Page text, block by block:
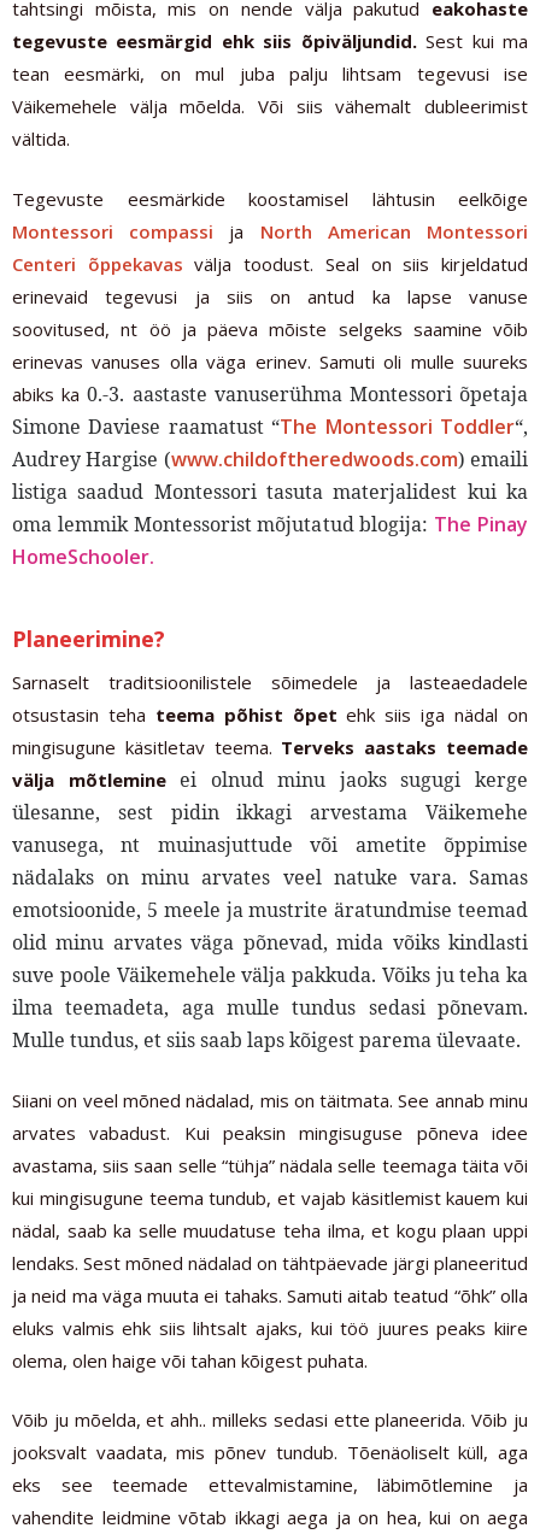
tahtsingi mõista, mis on nende välja pakutud eakohaste
tegevuste eesmärgid ehk siis õpiväljundid.Sest kui ma
tean eesmärki, on mul juba palju lihtsam tegevusi ise
Väikemehele välja mõelda. Või siis vähemalt dubleerimist
vältida.
Tegevuste eesmärkide koostamisel lähtusin eelkõige
Montessori compassi ja North American Montessori
Centeri õppekavasvälja toodust. Seal on siis kirjeldatud
erinevaid tegevusi ja siis on antud ka lapse vanuse
soovitused, nt öö ja päeva mõiste selgeks saamine võib
erinevas vanuses olla väga erinev. Samuti oli mulle suureks
abiks ka0.-3. aastaste vanuserühma Montessori õpetaja
Simone Daviese raamatust “The Montessori Toddler“,
Audrey Hargise (www.childoftheredwoods.com) emaili
listiga saadud Montessori tasuta materjalidest kui ka
oma lemmik Montessorist mõjutatud blogija: The Pinay
HomeSchooler.
Planeerimine?
Sarnaselt traditsioonilistele sõimedele ja lasteaedadele
otsustasin teha teema põhist õpet ehk siis iga nädal on
mingisugune käsitletav teema. Terveks aastaks teemade
välja mõtlemineei olnud minu jaoks sugugi kerge
ülesanne, sest pidin ikkagi arvestama Väikemehe
vanusega, nt muinasjuttude või ametite õppimise
nädalaks on minu arvates veel natuke vara. Samas
emotsioonide, 5 meele ja mustrite äratundmise teemad
olid minu arvates väga põnevad, mida võiks kindlasti
suve poole Väikemehele välja pakkuda. Võiks ju teha ka
ilma teemadeta, aga mulle tundus sedasi põnevam.
Mulle tundus, et siis saab laps kõigest parema ülevaate.
Siiani on veel mõned nädalad, mis on täitmata. See annab minu
arvates vabadust. Kui peaksin mingisuguse põneva idee
avastama, siis saan selle “tühja” nädala selle teemaga täita või
kui mingisugune teema tundub, et vajab käsitlemist kauem kui
nädal, saab ka selle muudatuse teha ilma, et kogu plaan uppi
lendaks. Sest mõned nädalad on tähtpäevade järgi planeeritud
ja neid ma väga muuta ei tahaks. Samuti aitab teatud “õhk” olla
eluks valmis ehk siis lihtsalt ajaks, kui töö juures peaks kiire
olema, olen haige või tahan kõigest puhata.
Võib ju mõelda, et ahh.. milleks sedasi ette planeerida. Võib ju
jooksvalt vaadata, mis põnev tundub. Tõenäoliselt küll, aga
eks see teemade ettevalmistamine, läbimõtlemine ja
vahendite leidmine võtab ikkagi aega ja on hea, kui on aega